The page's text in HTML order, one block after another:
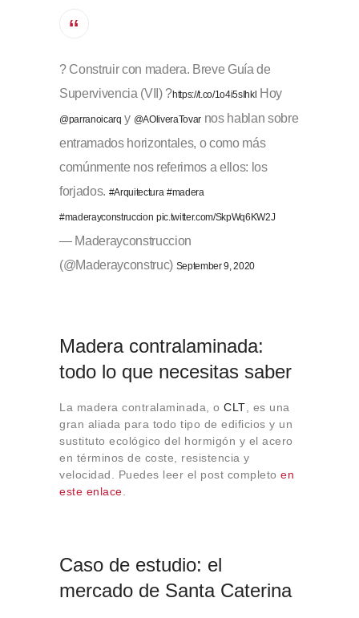
? Construir con madera. Breve Guía de
Supervivencia (VII) ?https://t.co/1o4i5sIhkl Hoy
@parranoicarq y @AOliveraTovarnos hablan sobre
entramados horizontales, o como más
comúnmente nos referimos a ellos: los
forjados. #Arquitectura #madera
#maderayconstruccion pic.twitter.com/SkpWq6KW2J
— Maderayconstruccion
(@Maderayconstruc) September 9, 2020
Madera contralaminada:
todo lo que necesitas saber
La madera contralaminada, o CLT , es una
gran aliada para todo tipo de edificios y un
sustituto ecológico del hormigón y el acero
en términos de coste, resistencia y
velocidad. Puedes leer el post completo en
este enlace
Caso de estudio: el
mercado de Santa Caterina